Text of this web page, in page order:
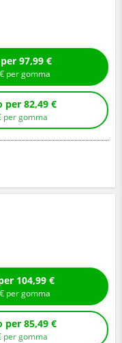
Compra con montaggio per 97,99 €
€ per gomma
Compra senza montaggio per 82,49 €
per gomma
con montaggio per 104,99 €
€ per gomma
Compra senza montaggio per 85,49 €
per gomma